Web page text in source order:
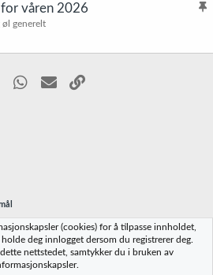
K
s
våren 2026
generelt
Tumblr WhatsApp
E-post
Personvernregler
(cookies) for å tilpasse innholdet,
deg innlogget dersom du registrerer deg.
nettstedet, samtykker du i bruken av